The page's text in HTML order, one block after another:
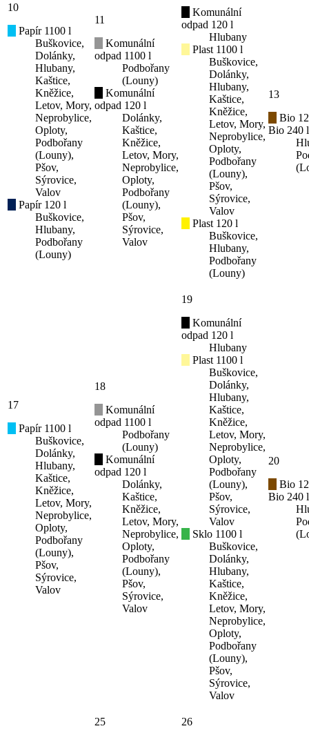
10
Papír 1100 l
Buškovice,
Dolánky,
Hlubany,
Kaštice,
Kněžice,
Letov, Mory,
Neprobylice,
Oploty,
Podbořany
(Louny),
Pšov,
Sýrovice,
Valov
Papír 120 l
Buškovice,
Hlubany,
Podbořany
(Louny)
11
Komunální
odpad 1100 l
Podbořany
(Louny)
Komunální
odpad 120 l
Dolánky,
Kaštice,
Kněžice,
Letov, Mory,
Neprobylice,
Oploty,
Podbořany
(Louny),
Pšov,
Sýrovice,
Valov
Komunální
odpad 120 l
Hlubany
Plast 1100 l
Buškovice,
Dolánky,
Hlubany,
Kaštice,
Kněžice,
Letov, Mory,
Neprobylice,
Oploty,
Podbořany
(Louny),
Pšov,
Sýrovice,
Valov
Plast 120 l
Buškovice,
Hlubany,
Podbořany
(Louny)
13
Bio
Bio 240 l
17
Papír 1100 l
Buškovice,
Dolánky,
Hlubany,
Kaštice,
Kněžice,
Letov, Mory,
Neprobylice,
Oploty,
Podbořany
(Louny),
Pšov,
Sýrovice,
Valov
18
Komunální
odpad 1100 l
Podbořany
(Louny)
Komunální
odpad 120 l
Dolánky,
Kaštice,
Kněžice,
Letov, Mory,
Neprobylice,
Oploty,
Podbořany
(Louny),
Pšov,
Sýrovice,
Valov
19
Komunální
odpad 120 l
Hlubany
Plast 1100 l
Buškovice,
Dolánky,
Hlubany,
Kaštice,
Kněžice,
Letov, Mory,
Neprobylice,
Oploty,
Podbořany
(Louny),
Pšov,
Sýrovice,
Valov
Sklo 1100 l
Buškovice,
Dolánky,
Hlubany,
Kaštice,
Kněžice,
Letov, Mory,
Neprobylice,
Oploty,
Podbořany
(Louny),
Pšov,
Sýrovice,
Valov
20
Bio
Bio 240 l
25
26